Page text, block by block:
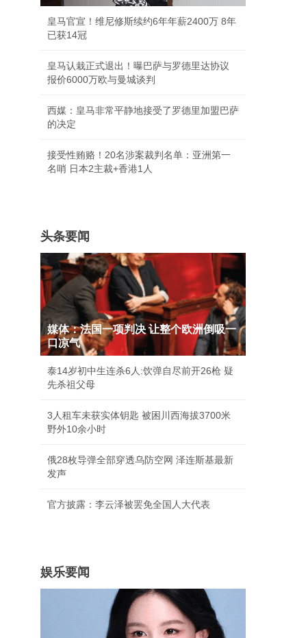
皇马官宣！维尼修斯续约6年年薪2400万 8年
已获14冠
皇马认栽正式退出！曝巴萨与罗德里达协议
报价6000万欧与曼城谈判
西媒：皇马非常平静地接受了罗德里加盟巴萨
的决定
接受性贿赂！20名涉案裁判名单：亚洲第一
名哨 日本2主裁+香港1人
头条要闻
媒体：法国一项判决 让整个欧洲倒吸一
口凉气
泰14岁初中生连杀6人:饮弹自尽前开26枪 疑
先杀祖父母
3人租车未获实体钥匙 被困川西海拔3700米
野外10余小时
俄28枚导弹全部穿透乌防空网 泽连斯基最新
发声
官方披露：李云泽被罢免全国人大代表
娱乐要闻